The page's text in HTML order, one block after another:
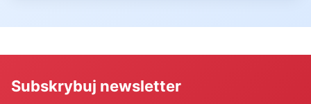
Subskrybuj newsletter